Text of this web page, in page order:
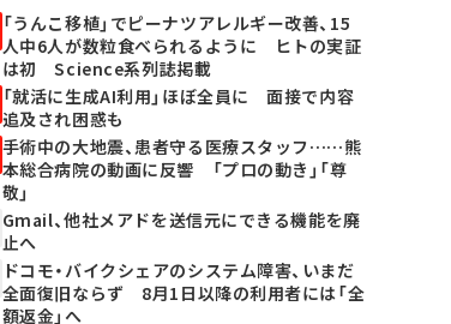
「うんこ移植」でピーナツアレルギー改善、15
人中6人が数粒食べられるように ヒトの実証
は初 Science系列誌掲載
「就活に生成AI利用」ほぼ全員に 面接で内容
追及され困惑も
手術中の大地震、患者守る医療スタッフ……熊
本総合病院の動画に反響 「プロの動き」「尊
敬」
Gmail、他社メアドを送信元にできる機能を廃
止へ
ドコモ・バイクシェアのシステム障害、いまだ
全面復旧ならず 8月1日以降の利用者には「全
額返金」へ